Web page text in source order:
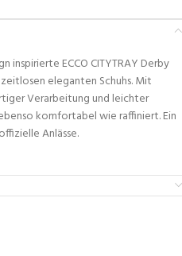
inspirierte ECCO CITYTRAY Derby
eleganten Schuhs. Mit
Verarbeitung und leichter
komfortabel wie raffiniert. Ein
Anlässe.